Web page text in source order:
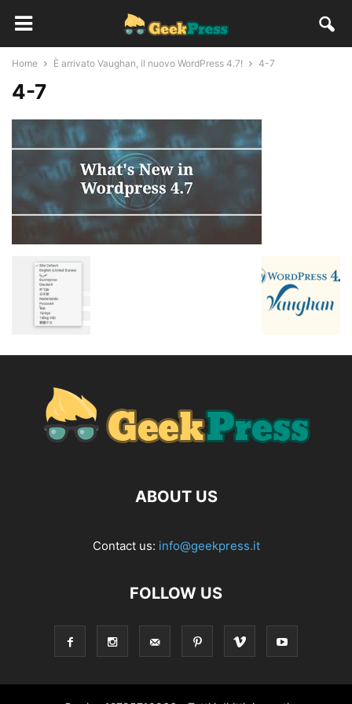
Home È arrivato Vaughan, il nuovo WordPress 4.7! 4-7
4-7
ABOUT US
Contact us: info@geekpress.it
FOLLOW US